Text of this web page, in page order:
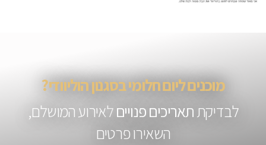
מוכנים ליום חלומי בסגנון הוליוודי?
לבדיקתתאריכים פנוייםלאירוע המושלם,
השאירו פרטים